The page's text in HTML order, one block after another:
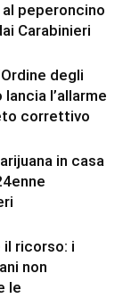
peperoncino
Carabinieri
degli
l’allarme
correttivo
in casa
il ricorso: i
non
le